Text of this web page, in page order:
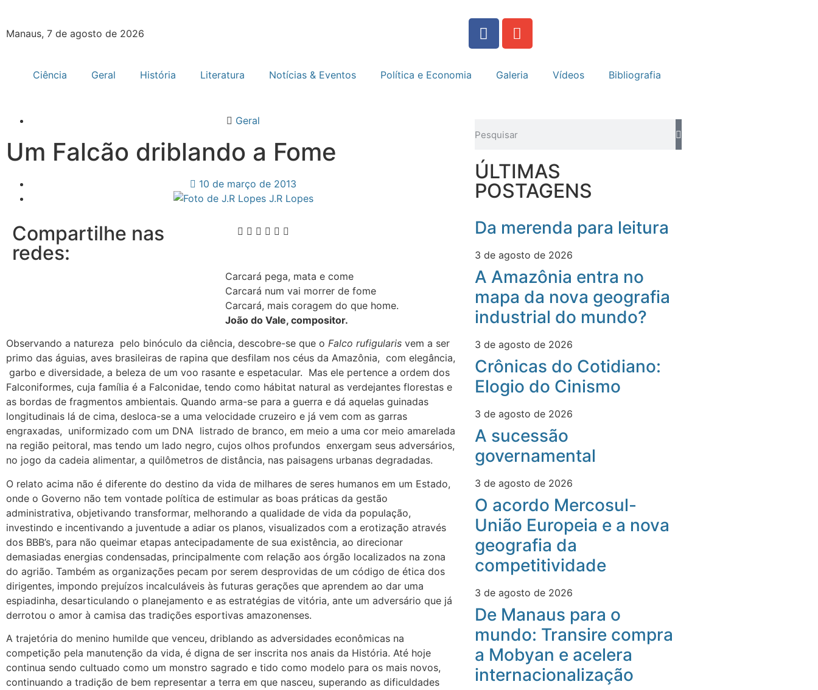
Manaus, 7 de agosto de 2026
Ciência Geral História Literatura Notícias & Eventos Política e Economia Galeria Vídeos Bibliografia
Geral
Um Falcão driblando a Fome
10 de março de 2013
J.R Lopes
Compartilhe nas
redes:
Carcará pega, mata e come
Carcará num vai morrer de fome
Carcará, mais coragem do que home.
João do Vale, compositor.
Observando a natureza pelo binóculo da ciência, descobre-se que o Falco rufigularis vem a ser
primo das águias, aves brasileiras de rapina que desfilam nos céus da Amazônia, com elegância,
garbo e diversidade, a beleza de um voo rasante e espetacular. Mas ele pertence a ordem dos
Falconiformes, cuja família é a Falconidae, tendo como hábitat natural as verdejantes florestas e
as bordas de fragmentos ambientais. Quando arma-se para a guerra e dá aquelas guinadas
longitudinais lá de cima, desloca-se a uma velocidade cruzeiro e já vem com as garras
engraxadas, uniformizado com um DNA listrado de branco, em meio a uma cor meio amarelada
na região peitoral, mas tendo um lado negro, cujos olhos profundos enxergam seus adversários,
no jogo da cadeia alimentar, a quilômetros de distância, nas paisagens urbanas degradadas.
O relato acima não é diferente do destino da vida de milhares de seres humanos em um Estado,
onde o Governo não tem vontade política de estimular as boas práticas da gestão
administrativa, objetivando transformar, melhorando a qualidade de vida da população,
investindo e incentivando a juventude a adiar os planos, visualizados com a erotização através
dos BBB’s, para não queimar etapas antecipadamente de sua existência, ao direcionar
demasiadas energias condensadas, principalmente com relação aos órgão localizados na zona
do agrião. Também as organizações pecam por serem desprovidas de um código de ética dos
dirigentes, impondo prejuízos incalculáveis às futuras gerações que aprendem ao dar uma
espiadinha, desarticulando o planejamento e as estratégias de vitória, ante um adversário que já
derrotou o amor à camisa das tradições esportivas amazonenses.
A trajetória do menino humilde que venceu, driblando as adversidades econômicas na
competição pela manutenção da vida, é digna de ser inscrita nos anais da História. Até hoje
continua sendo cultuado como um monstro sagrado e tido como modelo para os mais novos,
continuando a tradição de bem representar a terra em que nasceu, superando as dificuldades
ÚLTIMAS
POSTAGENS
Da merenda para leitura
3 de agosto de 2026
A Amazônia entra no
mapa da nova geografia
industrial do mundo?
3 de agosto de 2026
Crônicas do Cotidiano:
Elogio do Cinismo
3 de agosto de 2026
A sucessão
governamental
3 de agosto de 2026
O acordo Mercosul-
União Europeia e a nova
geografia da
competitividade
3 de agosto de 2026
De Manaus para o
mundo: Transire compra
a Mobyan e acelera
internacionalização